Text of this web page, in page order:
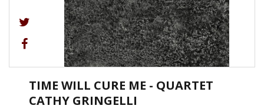
TIME WILL CURE ME - QUARTET
CATHY GRINGELLI